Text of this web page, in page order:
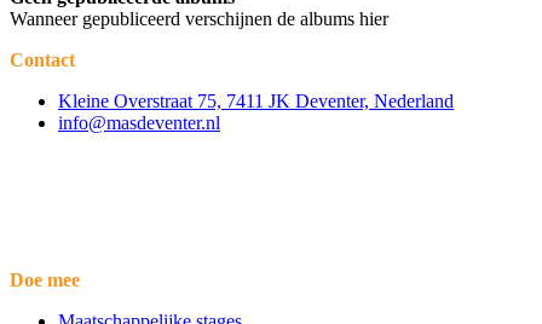
Wanneer gepubliceerd verschijnen de albums hier
Contact
Kleine Overstraat 75, 7411 JK Deventer, Nederland
info@masdeventer.nl
Doe mee